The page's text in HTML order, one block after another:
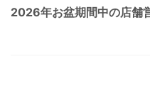
2026年お盆期間中の店舗